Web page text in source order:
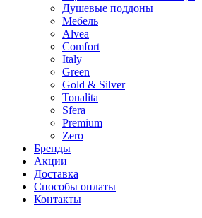
Душевые поддоны
Мебель
Alvea
Comfort
Italy
Green
Gold & Silver
Tonalita
Sfera
Premium
Zero
Бренды
Акции
Доставка
Способы оплаты
Контакты